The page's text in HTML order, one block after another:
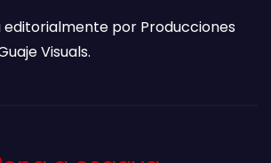
editorialmente por Producciones
Visuals.